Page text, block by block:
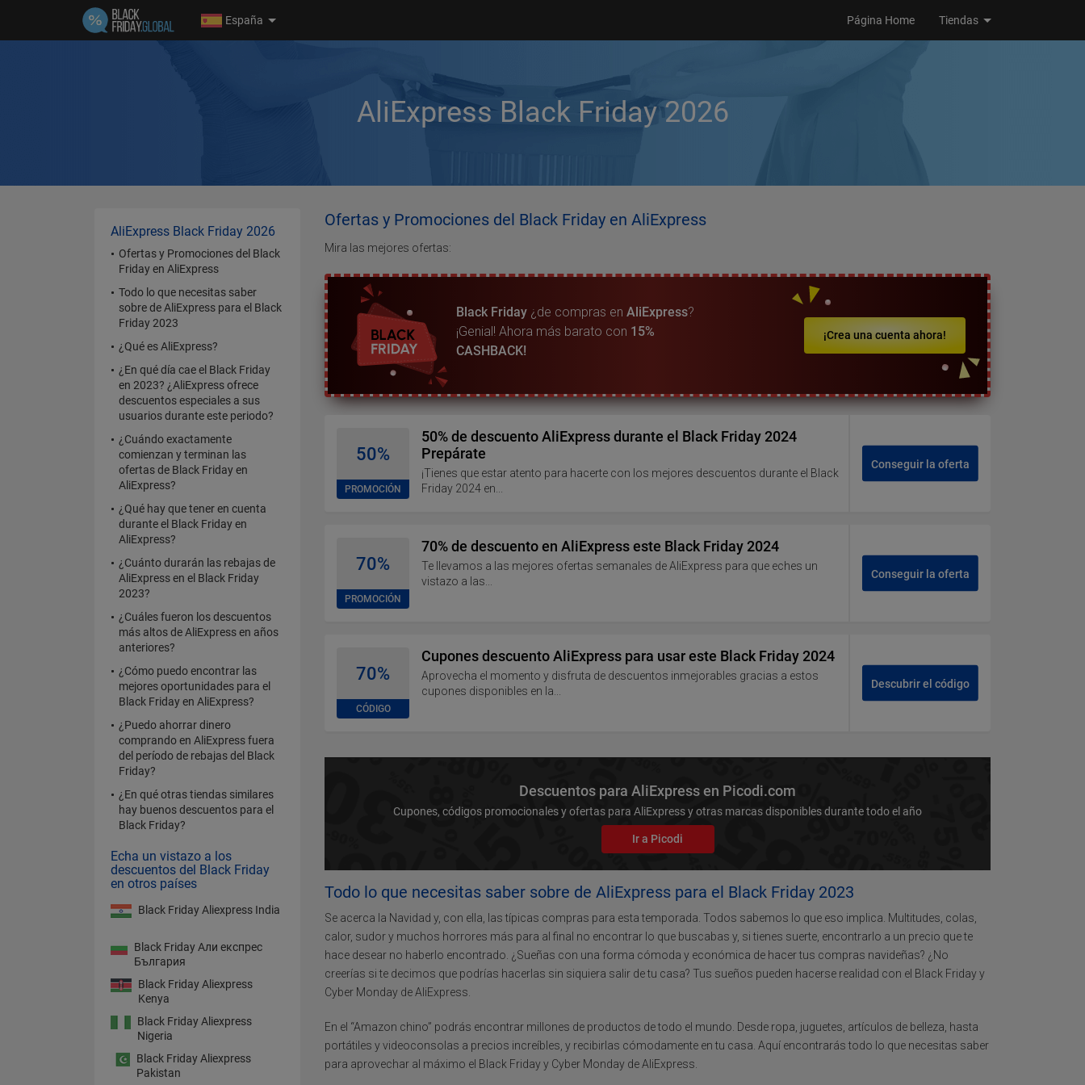
Página Home Tiendas
España
AliExpress Black Friday 2026
Ofertas y Promociones del Black Friday en AliExpress
Mira las mejores ofertas:
Black Friday ¿de compras en AliExpress?
¡Genial! Ahora más barato con 15%
CASHBACK!
¡Crea una cuenta ahora!
50%
PROMOCIÓN
50% de descuento AliExpress durante el Black Friday 2024
Prepárate
¡Tienes que estar atento para hacerte con los mejores descuentos durante el Black
Friday 2024 en...
Conseguir la oferta
70%
PROMOCIÓN
70% de descuento en AliExpress este Black Friday 2024
Te llevamos a las mejores ofertas semanales de AliExpress para que eches un
vistazo a las...
Conseguir la oferta
70%
CÓDIGO
Cupones descuento AliExpress para usar este Black Friday 2024
Aprovecha el momento y disfruta de descuentos inmejorables gracias a estos
cupones disponibles en la...
Descubrir el código
Descuentos para AliExpress en Picodi.com
Cupones, códigos promocionales y ofertas para AliExpress y otras marcas disponibles durante todo el año
Ir a Picodi
Todo lo que necesitas saber sobre de AliExpress para el Black Friday 2023
Se acerca la Navidad y, con ella, las típicas compras para esta temporada. Todos sabemos lo que eso implica. Multitudes, colas,
calor, sudor y muchos horrores más para al final no encontrar lo que buscabas y, si tienes suerte, encontrarlo a un precio que te
hace desear no haberlo encontrado. ¿Sueñas con una forma cómoda y económica de hacer tus compras navideñas? ¿No
creerías si te decimos que podrías hacerlas sin siquiera salir de tu casa? Tus sueños pueden hacerse realidad con el Black Friday y
Cyber Monday de AliExpress.
En el “Amazon chino” podrás encontrar millones de productos de todo el mundo. Desde ropa, juguetes, artículos de belleza, hasta
portátiles y videoconsolas a precios increíbles, y recibirlas cómodamente en tu casa. Aquí encontrarás todo lo que necesitas saber
para aprovechar al máximo el Black Friday y Cyber Monday de AliExpress.
AliExpress Black Friday 2026
Ofertas y Promociones del Black
Friday en AliExpress
Todo lo que necesitas saber
sobre de AliExpress para el Black
Friday 2023
¿Qué es AliExpress?
¿En qué día cae el Black Friday
en 2023? ¿AliExpress ofrece
descuentos especiales a sus
usuarios durante este periodo?
¿Cuándo exactamente
comienzan y terminan las
ofertas de Black Friday en
AliExpress?
¿Qué hay que tener en cuenta
durante el Black Friday en
AliExpress?
¿Cuánto durarán las rebajas de
AliExpress en el Black Friday
2023?
¿Cuáles fueron los descuentos
más altos de AliExpress en años
anteriores?
¿Cómo puedo encontrar las
mejores oportunidades para el
Black Friday en AliExpress?
¿Puedo ahorrar dinero
comprando en AliExpress fuera
del período de rebajas del Black
Friday?
¿En qué otras tiendas similares
hay buenos descuentos para el
Black Friday?
Echa un vistazo a los
descuentos del Black Friday
en otros países
Black Friday Aliexpress India
Black Friday Али експрес
България
Black Friday Aliexpress
Kenya
Black Friday Aliexpress
Nigeria
Black Friday Aliexpress
Pakistan